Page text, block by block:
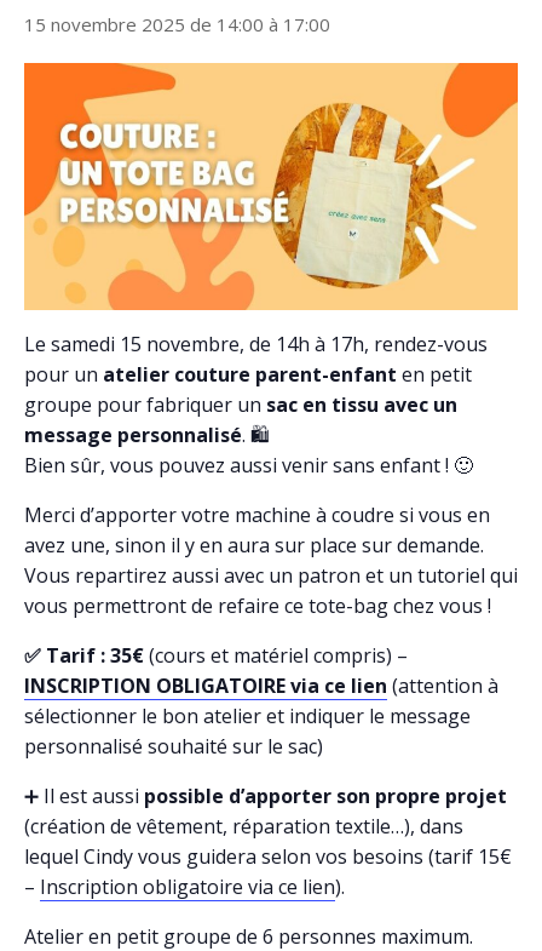
15 novembre 2025 de 14:00 à 17:00
Le samedi 15 novembre, de 14h à 17h, rendez-vous
pour un atelier couture parent-enfant en petit
groupe pour fabriquer un sac en tissu avec un
message personnalisé. 🛍️
Bien sûr, vous pouvez aussi venir sans enfant ! 🙂
Merci d’apporter votre machine à coudre si vous en
avez une, sinon il y en aura sur place sur demande.
Vous repartirez aussi avec un patron et un tutoriel qui
vous permettront de refaire ce tote-bag chez vous !
✅ Tarif : 35€(cours et matériel compris) –
INSCRIPTION OBLIGATOIRE via ce lien (attention à
sélectionner le bon atelier et indiquer le message
personnalisé souhaité sur le sac)
➕ Il est aussi possible d’apporter son propre projet
(création de vêtement, réparation textile…), dans
lequel Cindy vous guidera selon vos besoins (tarif 15€
– Inscription obligatoire via ce lien).
Atelier en petit groupe de 6 personnes maximum.